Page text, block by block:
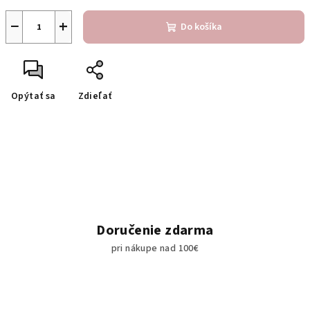
+
− Do košíka
Opýtať sa Zdieľať
Doručenie zdarma
pri nákupe nad 100€